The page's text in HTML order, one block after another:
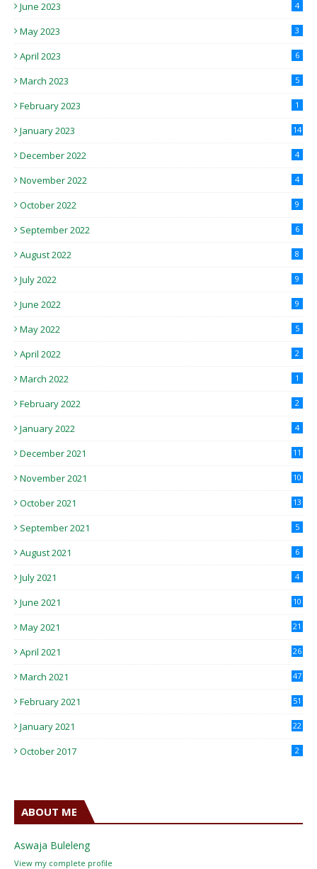
June 2023 4
May 2023 3
April 2023 6
March 2023 5
February 2023 1
January 2023 14
December 2022 4
November 2022 4
October 2022 9
September 2022 6
August 2022 8
July 2022 9
June 2022 9
May 2022 5
April 2022 2
March 2022 1
February 2022 2
January 2022 4
December 2021 11
November 2021 10
October 2021 13
September 2021 5
August 2021 6
July 2021 4
June 2021 10
May 2021 21
April 2021 26
March 2021 47
February 2021 51
January 2021 22
October 2017 2
ABOUT ME
Aswaja Buleleng
View my complete profile